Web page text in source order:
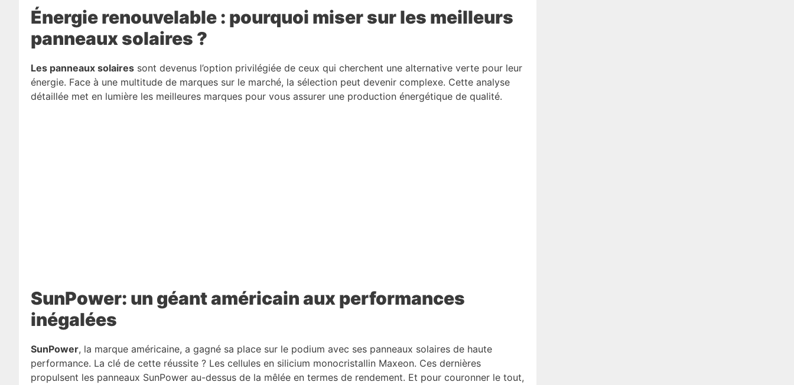
Énergie renouvelable : pourquoi miser sur les meilleurs
panneaux solaires ?
Les panneaux solaires sont devenus l’option privilégiée de ceux qui cherchent une alternative verte pour leur
énergie. Face à une multitude de marques sur le marché, la sélection peut devenir complexe. Cette analyse
détaillée met en lumière les meilleures marques pour vous assurer une production énergétique de qualité.
SunPower: un géant américain aux performances
inégalées
SunPower, la marque américaine, a gagné sa place sur le podium avec ses panneaux solaires de haute
performance. La clé de cette réussite ? Les cellules en silicium monocristallin Maxeon. Ces dernières
propulsent les panneaux SunPower au-dessus de la mêlée en termes de rendement. Et pour couronner le tout,